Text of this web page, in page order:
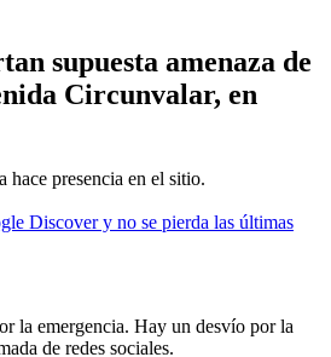
supuesta amenaza de
Circunvalar, en
presencia en el sitio.
Discover y no se pierda las últimas
la emergencia. Hay un desvío por la
de redes sociales.